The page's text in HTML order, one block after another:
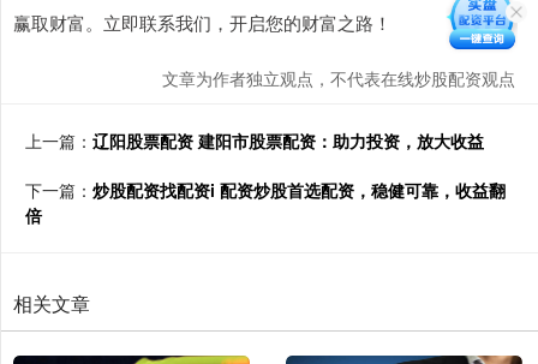
赢取财富。立即联系我们，开启您的财富之路！
文章为作者独立观点，不代表在线炒股配资观点
上一篇： 辽阳股票配资 建阳市股票配资：助力投资，放大收益
下一篇： 炒股配资找配资i 配资炒股首选配资，稳健可靠，收益翻
倍
相关文章